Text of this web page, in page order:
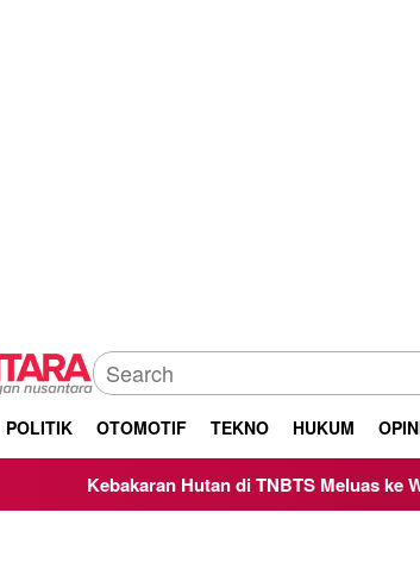
POLITIK OTOMOTIF TEKNO HUKUM
Kebakaran Hutan di TNBTS Meluas ke Wilayah